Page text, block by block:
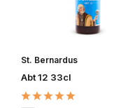
St. Bernardus
Abt 12 33cl